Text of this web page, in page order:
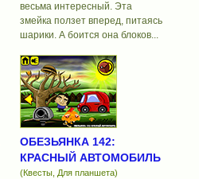
весьма интересный. Эта
змейка ползет вперед, питаясь
шарики. А боится она блоков...
ОБЕЗЬЯНКА 142:
КРАСНЫЙ АВТОМОБИЛЬ
(Квесты, Для планшета)